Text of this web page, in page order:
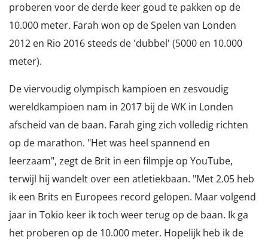
proberen voor de derde keer goud te pakken op de
10.000 meter. Farah won op de Spelen van Londen
2012 en Rio 2016 steeds de 'dubbel' (5000 en 10.000
meter).
De viervoudig olympisch kampioen en zesvoudig
wereldkampioen nam in 2017 bij de WK in Londen
afscheid van de baan. Farah ging zich volledig richten
op de marathon. "Het was heel spannend en
leerzaam", zegt de Brit in een filmpje op YouTube,
terwijl hij wandelt over een atletiekbaan. "Met 2.05 heb
ik een Brits en Europees record gelopen. Maar volgend
jaar in Tokio keer ik toch weer terug op de baan. Ik ga
het proberen op de 10.000 meter. Hopelijk heb ik de